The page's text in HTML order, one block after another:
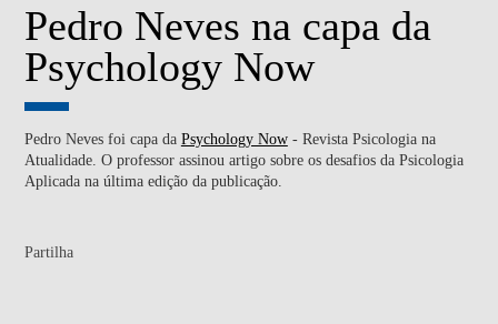
Pedro Neves na capa da
Psychology Now
Pedro Neves foi capa da Psychology Now- Revista Psicologia na
Atualidade. O professor assinou artigo sobre os desafios da Psicologia
Aplicada na última edição da publicação.
Partilha